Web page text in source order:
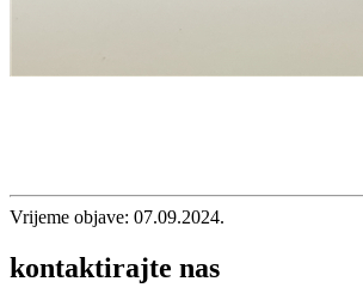
Vrijeme objave: 07.09.2024.
kontaktirajte nas